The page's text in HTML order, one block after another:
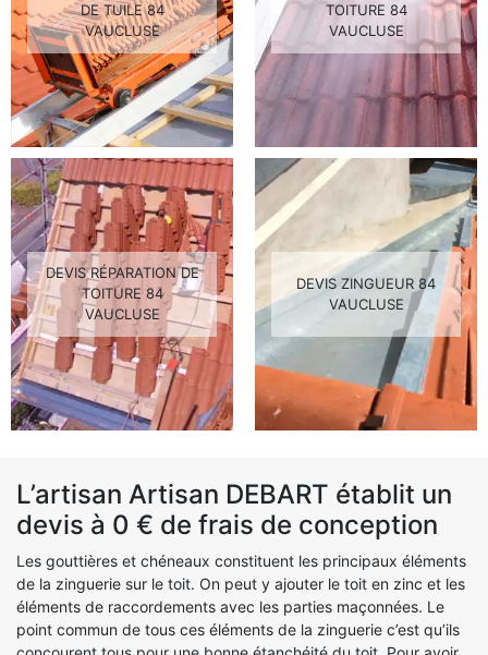
DE TUILE 84
VAUCLUSE
TOITURE 84
VAUCLUSE
DEVIS RÉPARATION DE
TOITURE 84
VAUCLUSE
DEVIS ZINGUEUR 84
VAUCLUSE
L’artisan Artisan DEBART établit un
devis à 0 € de frais de conception
Les gouttières et chéneaux constituent les principaux éléments
de la zinguerie sur le toit. On peut y ajouter le toit en zinc et les
éléments de raccordements avec les parties maçonnées. Le
point commun de tous ces éléments de la zinguerie c’est qu’ils